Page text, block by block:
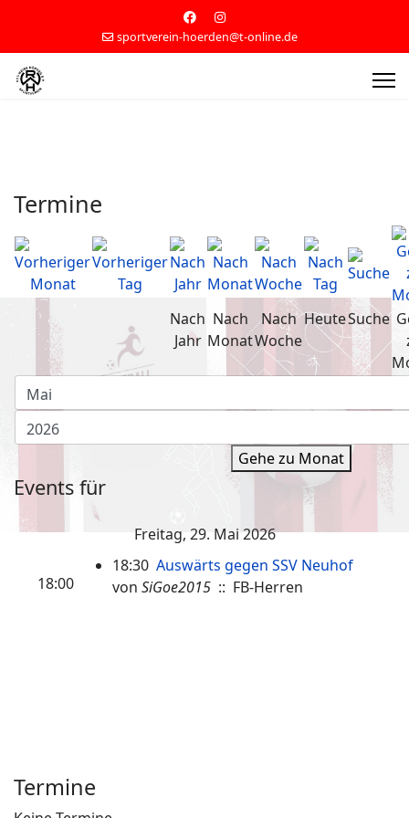
sportverein-hoerden@t-online.de
Termine
Nach
Jahr
Nach
Monat
Nach
Woche
HeuteSuche
Gehe zu Monat
Events für
Freitag, 29. Mai 2026
18:00
18:30 Auswärts gegen SSV Neuhof
von SiGoe2015 :: FB-Herren
Termine